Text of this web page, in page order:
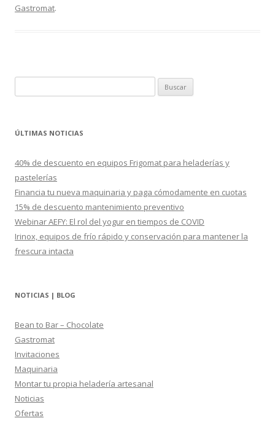
Gastromat.
u
c
r
ÚLTIMAS NOTICIAS
40% de descuento en equipos Frigomat para heladerías y
pastelerías
Financia tu nueva maquinaria y paga cómodamente en cuotas
15% de descuento mantenimiento preventivo
Webinar AEFY: El rol del yogur en tiempos de COVID
Irinox, equipos de frío rápido y conservación para mantener la
frescura intacta
NOTICIAS | BLOG
Bean to Bar – Chocolate
Gastromat
Invitaciones
Maquinaria
Montar tu propia heladería artesanal
Noticias
Ofertas